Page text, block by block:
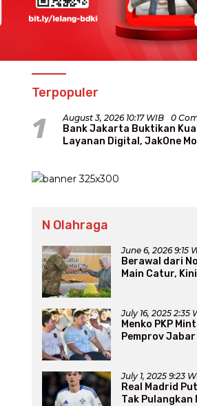
Terpopuler
1 August 3, 2026 10:17 WIB 0
Bank Jakarta Buktikan
Layanan Digital, JakOne
N Olahraga
June 6, 2026 9:15
Berawal dari
Main Catur, Kini
July 16, 2025 2:35
Menko PKP
Pemprov Jabar
July 1, 2025 9:23
Real Madrid
Tak Pulangkan